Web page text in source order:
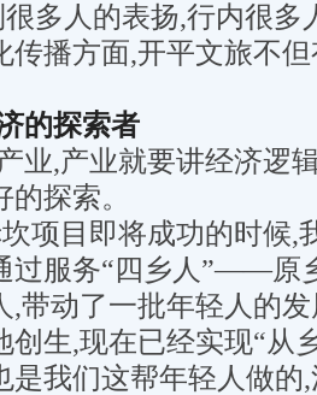
多人的表扬,行内很多
传播方面,开平文旅不
的探索者
业,产业就要讲经济逻
探索。
项目即将成功的时候,
过服务“四乡人”——原
,带动了一批年轻人的
创生,现在已经实现“从
是我们这帮年轻人做的